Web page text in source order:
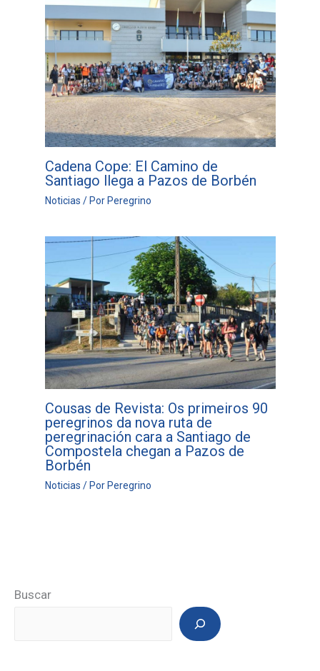
Cadena Cope: El Camino de
Santiago llega a Pazos de Borbén
Noticias / Por Peregrino
Cousas de Revista: Os primeiros 90
peregrinos da nova ruta de
peregrinación cara a Santiago de
Compostela chegan a Pazos de
Borbén
Noticias / Por Peregrino
Buscar